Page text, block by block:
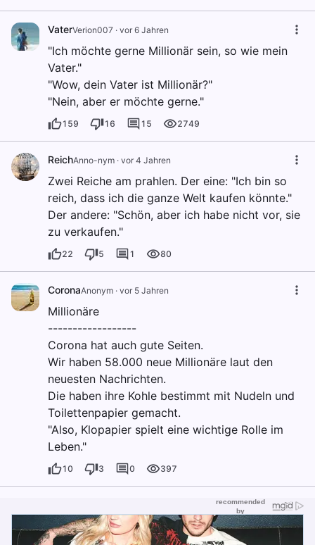
VaterVerion007 · vor 6 Jahren
"Ich möchte gerne Millionär sein, so wie mein
Vater."
"Wow, dein Vater ist Millionär?"
"Nein, aber er möchte gerne."
159 16 15 2749
ReichAnno-nym · vor 4 Jahren
Zwei Reiche am prahlen. Der eine: "Ich bin so
reich, dass ich die ganze Welt kaufen könnte."
Der andere: "Schön, aber ich habe nicht vor, sie
zu verkaufen."
22 5 1 80
CoronaAnonym · vor 5 Jahren
Millionäre
------------------
Corona hat auch gute Seiten.
Wir haben 58.000 neue Millionäre laut den
neuesten Nachrichten.
Die haben ihre Kohle bestimmt mit Nudeln und
Toilettenpapier gemacht.
"Also, Klopapier spielt eine wichtige Rolle im
Leben."
10 3 0 397